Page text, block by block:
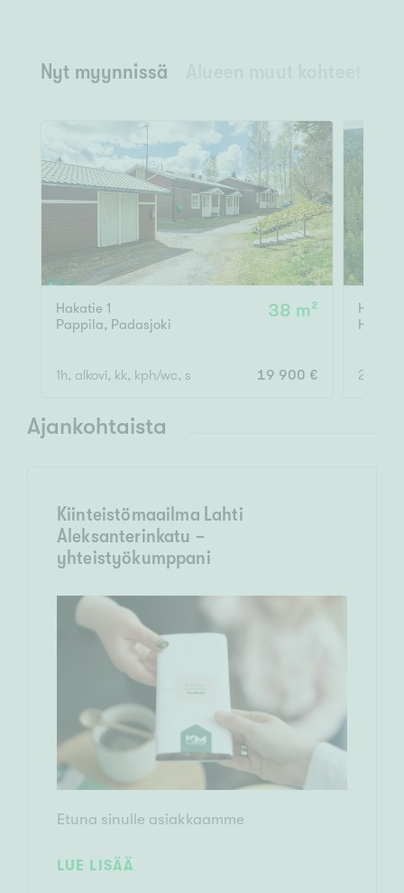
Nyt myynnissä
Hakatie 1
Pappila, Padasjoki
38 m²
1h, alkovi, kk, kph/wc, s 19 900 € 2h, k,
Ajankohtaista
Kiinteistömaailma Lahti
Aleksanterinkatu -
yhteistyökumppani
Etuna sinulle asiakkaamme
LUE LISÄÄ